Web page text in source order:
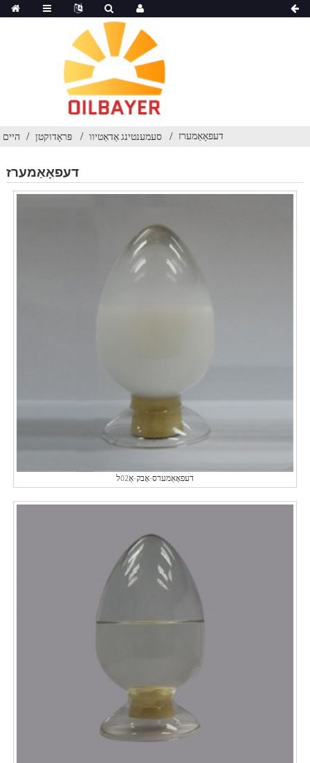
היים פּראָדוקטן סעמענטינג אַדאַטיוו דעפאָאַמערז
דעפאָאַמערז
דעפאָאַמערס-אָבק-אַ02ל